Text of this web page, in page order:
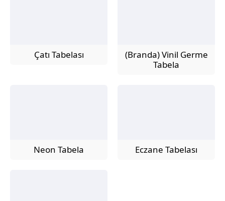
Çatı Tabelası
(Branda) Vinil Germe
Tabela
Neon Tabela Eczane Tabelası